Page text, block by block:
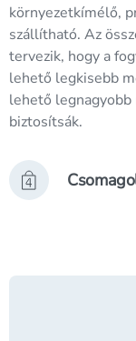
környezetkímélő,
szállítható. Az
tervezik, hogy a
lehető legkisebb
lehető
biztosítsák.